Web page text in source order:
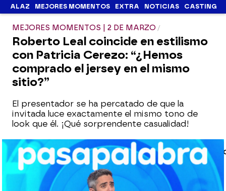
ALAZ MEJORES MOMENTOS EXTRA NOTICIAS CASTING
MEJORES MOMENTOS | 2 DE MARZO
Roberto Leal coincide en estilismo
con Patricia Cerezo: “¿Hemos
comprado el jersey en el mismo
sitio?”
El presentador se ha percatado de que la
invitada luce exactamente el mismo tono de
look que él. ¡Qué sorprendente casualidad!
en aciertos… ¡y en fallos!: El ajustadísimo
duelo entre Orestes y Rafa en ‘El Rosco’]]